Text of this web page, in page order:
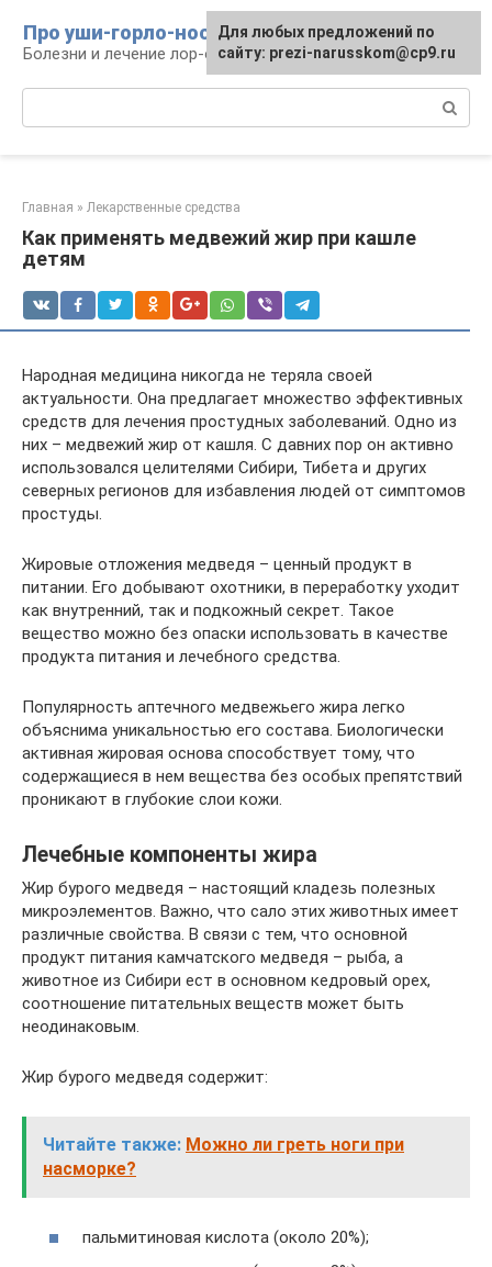
контенту
Про уши-горло-нос
Болезни и лечение лор-органов
Главная » Лекарственные средства
Как применять медвежий жир при кашле
детям
Народная медицина никогда не теряла своей
актуальности. Она предлагает множество эффективных
средств для лечения простудных заболеваний. Одно из
них – медвежий жир от кашля. С давних пор он активно
использовался целителями Сибири, Тибета и других
северных регионов для избавления людей от симптомов
простуды.
Жировые отложения медведя – ценный продукт в
питании. Его добывают охотники, в переработку уходит
как внутренний, так и подкожный секрет. Такое
вещество можно без опаски использовать в качестве
продукта питания и лечебного средства.
Популярность аптечного медвежьего жира легко
объяснима уникальностью его состава. Биологически
активная жировая основа способствует тому, что
содержащиеся в нем вещества без особых препятствий
проникают в глубокие слои кожи.
Лечебные компоненты жира
Жир бурого медведя – настоящий кладезь полезных
микроэлементов. Важно, что сало этих животных имеет
различные свойства. В связи с тем, что основной
продукт питания камчатского медведя – рыба, а
животное из Сибири ест в основном кедровый орех,
соотношение питательных веществ может быть
неодинаковым.
Жир бурого медведя содержит:
Читайте также: Можно ли греть ноги при
насморке?
пальмитиновая кислота (около 20%);
Для любых предложений по
сайту: prezi-narusskom@cp9.ru